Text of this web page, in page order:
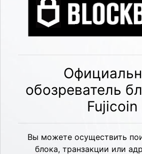
обозреватель
Fujicoin
Вы можете осуществить
блока, транзакции или